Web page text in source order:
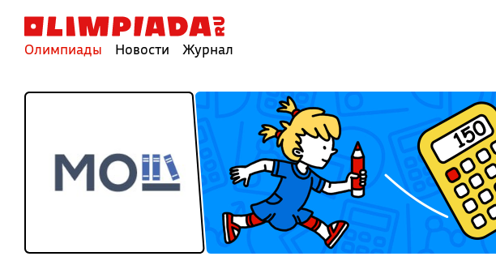
Олимпиады Новости Журнал